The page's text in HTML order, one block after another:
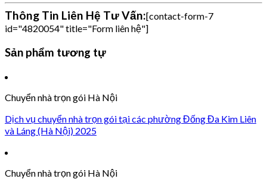
Thông Tin Liên Hệ Tư Vấn:[contact-form-7
id="4820054" title="Form liên hệ"]
Sản phẩm tương tự
Chuyển nhà trọn gói Hà Nội
Dịch vụ chuyển nhà trọn gói tại các phường Đống Đa Kim Liên
và Láng (Hà Nội) 2025
Chuyển nhà trọn gói Hà Nội